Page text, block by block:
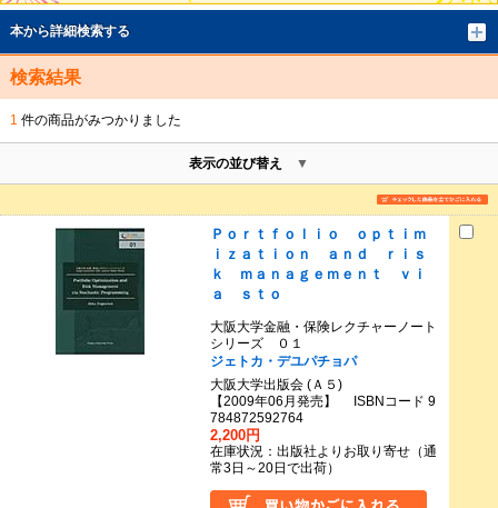
本から詳細検索する
検索結果
1 件の商品がみつかりました
表示の並び替え
Ｐｏｒｔｆｏｌｉｏ ｏｐｔｉｍ
ｉｚａｔｉｏｎ ａｎｄ ｒｉｓ
ｋ ｍａｎａｇｅｍｅｎｔ ｖｉ
ａ ｓｔｏ
大阪大学金融・保険レクチャーノート
シリーズ ０１
ジェトカ・デユパチョパ
大阪大学出版会 (Ａ５)
【2009年06月発売】 ISBNコード 9
784872592764
2,200円
在庫状況：出版社よりお取り寄せ（通
常3日～20日で出荷）